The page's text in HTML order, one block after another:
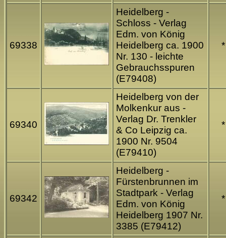
69338
Heidelberg -
Schloss - Verlag
Edm. von König
Heidelberg ca. 1900
Nr. 130 - leichte
Gebrauchsspuren
(E79408)
*
69340
Heidelberg von der
Molkenkur aus -
Verlag Dr. Trenkler
& Co Leipzig ca.
1900 Nr. 9504
(E79410)
*
69342
Heidelberg -
Fürstenbrunnen im
Stadtpark - Verlag
Edm. von König
Heidelberg 1907 Nr.
3385 (E79412)
*